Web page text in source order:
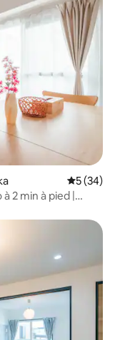
5 (34)
2 min à pied |